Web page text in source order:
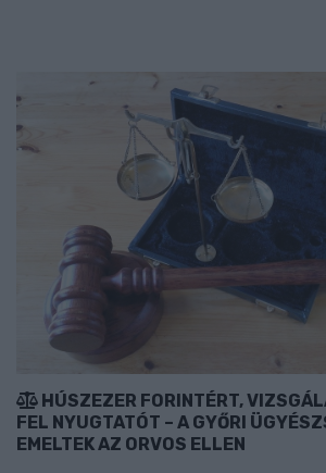
HÚSZEZER FORINTÉRT,
FEL NYUGTATÓT – A GYŐRI
EMELTEK AZ ORVOS ELLEN